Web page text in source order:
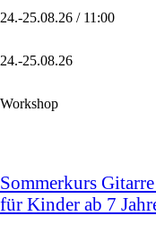
24.-25.08.26 / 11:00
24.-25.08.26
Workshop
Sommerkurs
für Kinder ab 7